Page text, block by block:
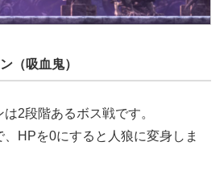
（吸血鬼）
2段階あるボス戦です。
HPを0にすると人狼に変身しま